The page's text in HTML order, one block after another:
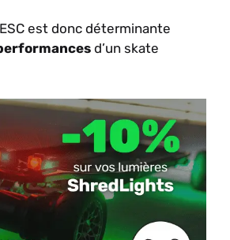
est donc déterminante
d’un skate